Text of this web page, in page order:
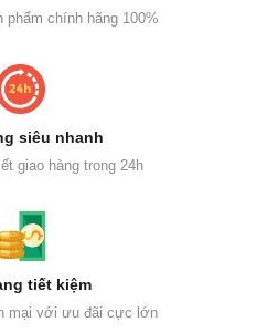
phẩm chính hãng 100%
siêu nhanh
giao hàng trong 24h
tiết kiệm
mại với ưu đãi cực lớn